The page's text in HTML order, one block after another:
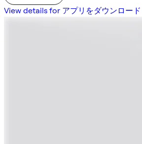
View details for アプリをダウンロード